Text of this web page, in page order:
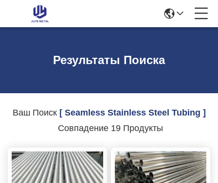
Результаты Поиска
Ваш Поиск [ Seamless Stainless Steel Tubing ]
Совпадение 19 Продукты